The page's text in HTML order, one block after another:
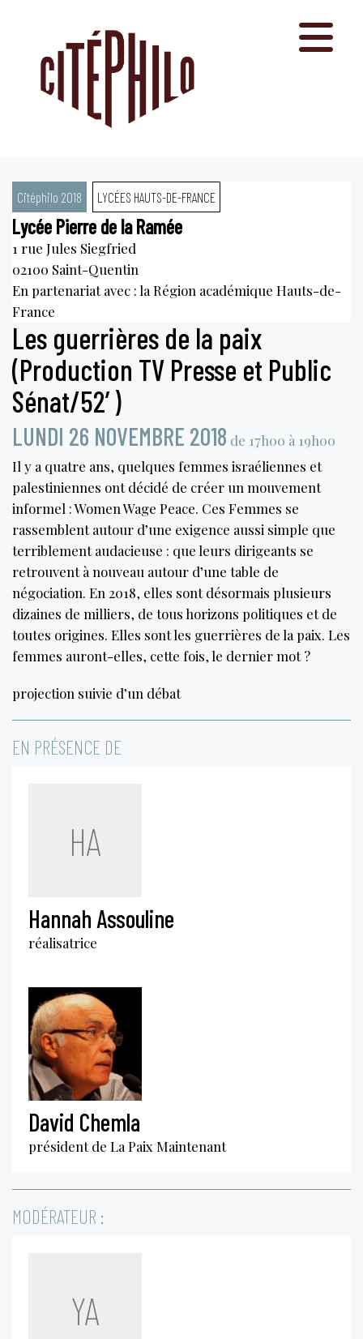
Citéphilo 2018 LYCÉES HAUTS-DE-FRANCE
Lycée Pierre de la Ramée
1 rue Jules Siegfried
02100 Saint-Quentin
En partenariat avec : la Région académique Hauts-de-
France
Les guerrières de la paix
(Production TV Presse et Public
Sénat/52′)
LUNDI 26 NOVEMBRE 2018 de 17h00 à 19h00
Il y a quatre ans, quelques femmes israéliennes et
palestiniennes ont décidé de créer un mouvement
informel : Women Wage Peace. Ces Femmes se
rassemblent autour d’une exigence aussi simple que
terriblement audacieuse : que leurs dirigeants se
retrouvent à nouveau autour d’une table de
négociation. En 2018, elles sont désormais plusieurs
dizaines de milliers, de tous horizons politiques et de
toutes origines. Elles sont les guerrières de la paix. Les
femmes auront-elles, cette fois, le dernier mot ?
projection suivie d’un débat
EN PRÉSENCE DE
HA
Hannah Assouline
réalisatrice
David Chemla
président de La Paix Maintenant
MODÉRATEUR :
YA